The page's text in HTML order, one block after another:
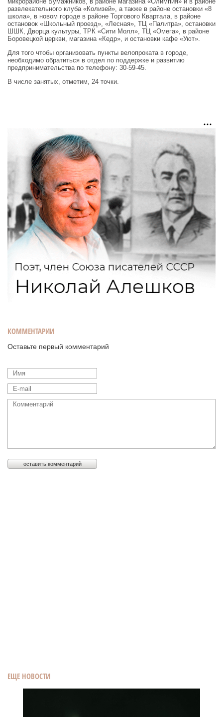
ЕЩЕ НОВОСТИ
развлекательного клуба «Колизей», а также в районе остановки «8
школа», в новом городе в районе Торгового Квартала, в районе
остановок «Школьный проезд», «Лесная», ТЦ «Палитра», остановки
ШШК, Дворца культуры, ТРК «Сити Молл», ТЦ «Омега», в районе
Боровецкой церкви, магазина «Кедр», и остановки кафе «Уют».
Для того чтобы организовать пункты велопроката в городе,
необходимо обратиться в отдел по поддержке и развитию
предпринимательства по телефону: 30-59-45.
В числе занятых, отметим, 24 точки.
КОММЕНТАРИИ
Оставьте первый комментарий